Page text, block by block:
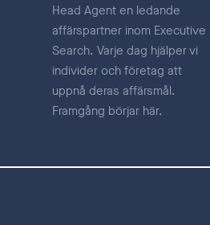
Head Agent en ledande
affärspartner inom Executive
Search. Varje dag hjälper vi
individer och företag att
uppnå deras affärsmål.
Framgång börjar här.